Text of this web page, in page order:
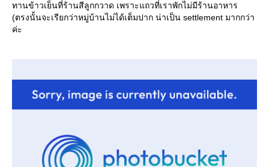
ทานข้าวเย็นที่ร้านสีลูกกวาด เพราะแถวที่เราพักไม่มีร้านอาหาร
(ตรงนั้นจะเรียกว่าหมู่บ้านไม่ได้เต็มปาก น่าเป็น settlement มากกว่า
ค่ะ